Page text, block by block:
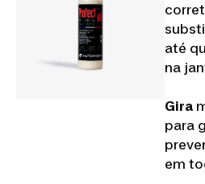
até
na
Gira
para
em